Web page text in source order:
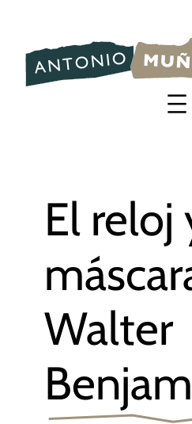
contenido
El reloj
Walter